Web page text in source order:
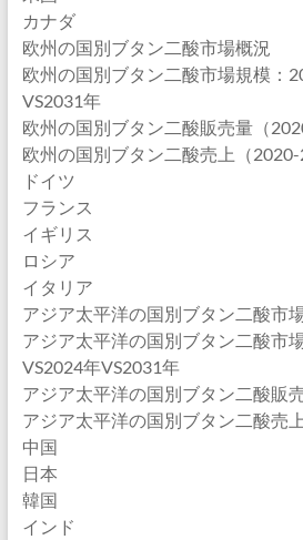
カナダ
欧州の国別ブタン二酸市場概況
欧州の国別ブタン二酸市場規模：
VS2031年
欧州の国別ブタン二酸販売量（
欧州の国別ブタン二酸売上（2020-
ドイツ
フランス
イギリス
ロシア
イタリア
アジア太平洋の国別ブタン二酸市
アジア太平洋の国別ブタン二酸市
VS2024年VS2031年
アジア太平洋の国別ブタン二酸販
アジア太平洋の国別ブタン二酸売
中国
日本
韓国
インド